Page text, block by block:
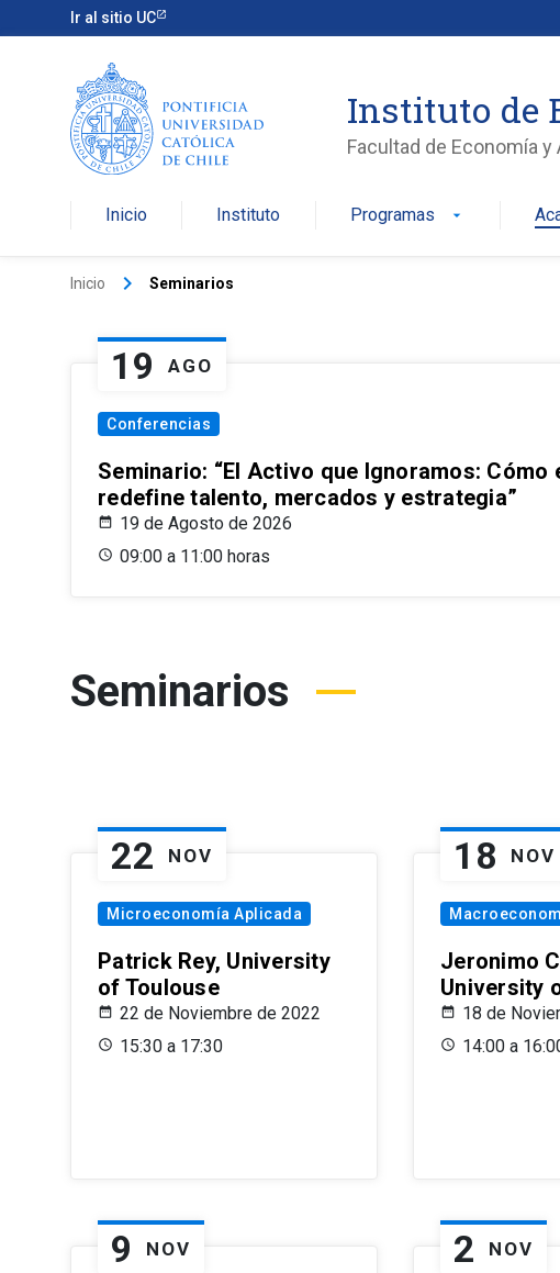
Ir al sitio UC
Instituto de
Facultad de Economía
Inicio Instituto Programas arrow_drop_down
Inicio keyboard_arrow_right Seminarios
19 AGO
Conferencias
Seminario: “El Activo que Ignoramos: Cómo
redefine talento, mercados y estrategia”
19 de Agosto de 2026
09:00 a 11:00 horas
Seminarios
22 NOV
Microeconomía Aplicada
Patrick Rey, University
of Toulouse
22 de Noviembre de 2022
15:30 a 17:30
18 NOV
Jeronimo
University
18 de
14:00 a
9 NOV 2 NOV